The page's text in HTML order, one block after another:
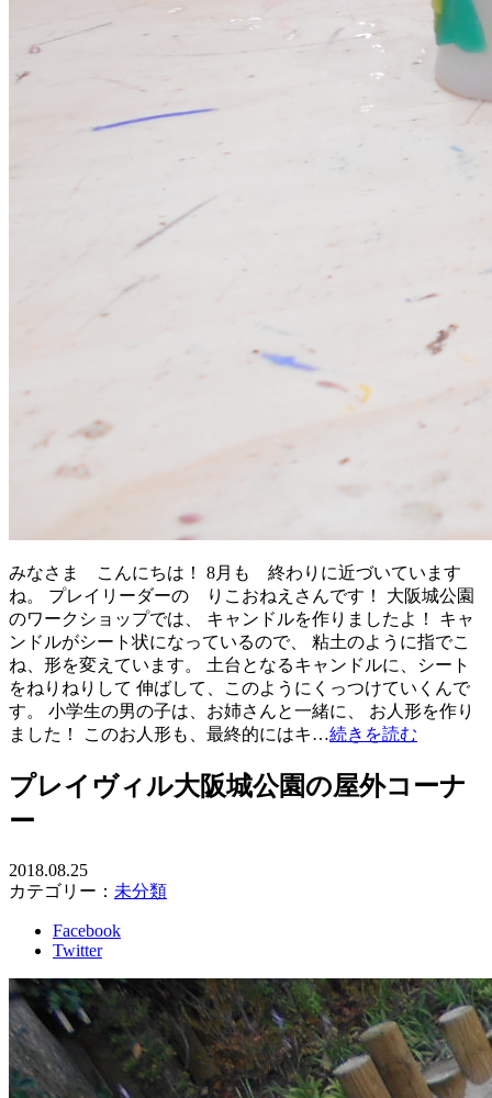
みなさま こんにちは！ 8月も 終わりに近づいています
ね。 プレイリーダーの りこおねえさんです！ 大阪城公園
のワークショップでは、 キャンドルを作りましたよ！ キャ
ンドルがシート状になっているので、 粘土のように指でこ
ね、形を変えています。 土台となるキャンドルに、シート
をねりねりして 伸ばして、このようにくっつけていくんで
す。 小学生の男の子は、お姉さんと一緒に、 お人形を作り
ました！ このお人形も、最終的にはキ…続きを読む
プレイヴィル大阪城公園の屋外コーナ
ー
2018.08.25
カテゴリー： 未分類
Facebook
Twitter